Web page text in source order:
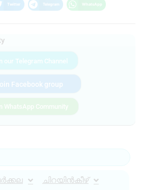
Twitter Telegram WhatsApp
our Telegram Channel
Facebook group
WhatsApp Community
ചിറയിൻകീഴ്